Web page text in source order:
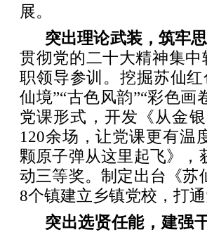
展。
突出理论武装，筑牢
贯彻党的二十大精神集
职领导参训。挖掘苏仙
仙境”“古色风韵”“彩色
党课形式，开发《从金
120余场，让党课更有
颗原子弹从这里起飞》，
动三等奖。制定出台《苏
8个镇建立乡镇党校，打
突出选贤任能，建强